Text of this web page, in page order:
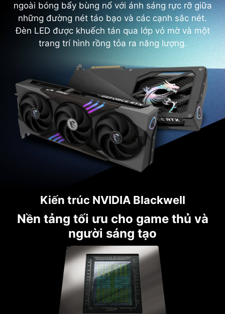
ngoài bóng bẩy bùng nổ với ánh sáng rực rỡ giữa
những đường nét táo bạo và các cạnh sắc nét.
Đèn LED được khuếch tán qua lớp vỏ mờ và một
trang trí hình rồng tỏa ra năng lượng.
Kiến trúc NVIDIA Blackwell
Nền tảng tối ưu cho game thủ và
người sáng tạo